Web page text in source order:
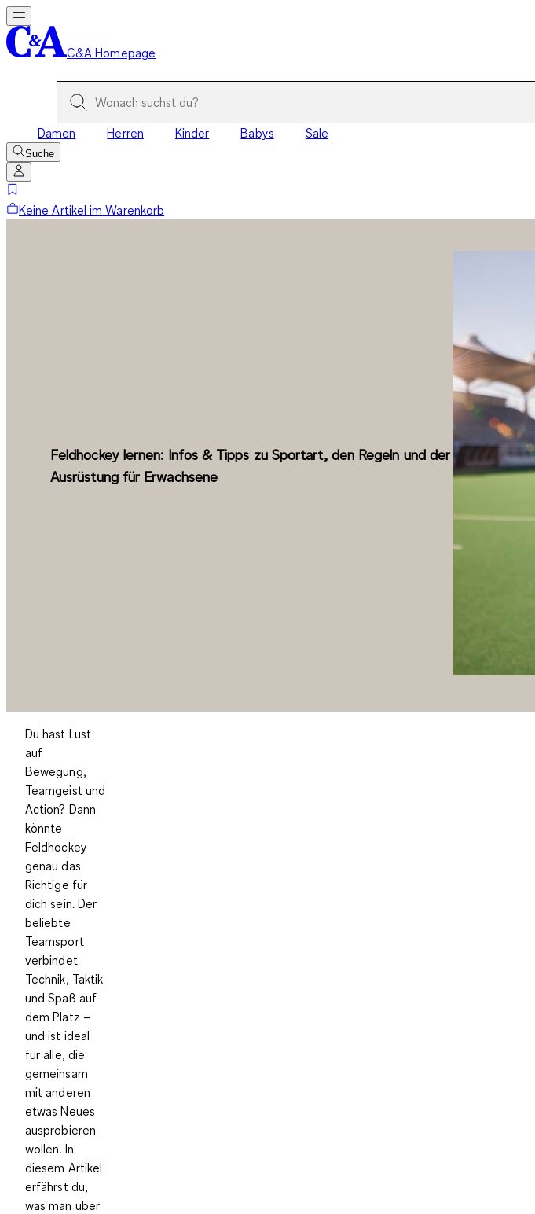
C&A Homepage
Damen Herren Kinder Babys Sale
Suche
Keine Artikel im Warenkorb
Feldhockey lernen: Infos & Tipps zu Sportart, den Regeln und der
Ausrüstung für Erwachsene
Du hast Lust
auf
Bewegung,
Teamgeist und
Action? Dann
könnte
Feldhockey
genau das
Richtige für
dich sein. Der
beliebte
Teamsport
verbindet
Technik, Taktik
und Spaß auf
dem Platz –
und ist ideal
für alle, die
gemeinsam
mit anderen
etwas Neues
ausprobieren
wollen. In
diesem Artikel
erfährst du,
was man über